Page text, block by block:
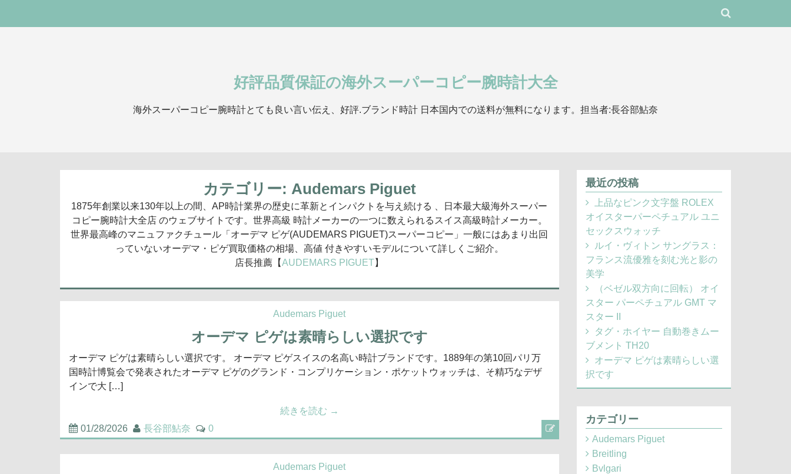
好評品質保証の海外スーパーコピー腕時計大全
海外スーパーコピー腕時計とても良い言い伝え、好評.ブランド時計 日本国内での送料が無料になります。担当者:長谷部鮎奈
カテゴリー: Audemars Piguet
1875年創業以来130年以上の間、AP時計業界の歴史に革新とインパクトを与え続ける 、日本最大級海外スーパー
コピー腕時計大全店 のウェブサイトです。世界高級 時計メーカーの一つに数えられるスイス高級時計メーカー。
世界最高峰のマニュファクチュール「オーデマ ピゲ(AUDEMARS PIGUET)スーパーコピー」一般にはあまり出回
っていないオーデマ・ピゲ買取価格の相場、高値 付きやすいモデルについて詳しくご紹介。
店長推薦【AUDEMARS PIGUET】
Audemars Piguet
オーデマ ピゲは素晴らしい選択です
オーデマ ピゲは素晴らしい選択です。 オーデマ ピゲスイスの名高い時計ブランドです。1889年の第10回パリ万
国時計博覧会で発表されたオーデマ ピゲのグランド・コンプリケーション・ポケットウォッチは、そ精巧なデザ
インで大 […]
続きを読む →
01/28/2026
長谷部鮎奈 0
Audemars Piguet
最近の投稿
上品なピンク文字盤 ROLEX
オイスターパーペチュアル ユニ
セックスウォッチ
ルイ・ヴィトン サングラス：
フランス流優雅を刻む光と影の
美学
（ベゼル双方向に回転） オイ
スター パーペチュアル GMT マ
スター II
タグ・ホイヤー 自動巻きムー
ブメント TH20
オーデマ ピゲは素晴らしい選
択です
カテゴリー
Audemars Piguet
Breitling
Bvlgari